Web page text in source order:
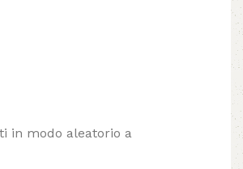
in modo aleatorio a